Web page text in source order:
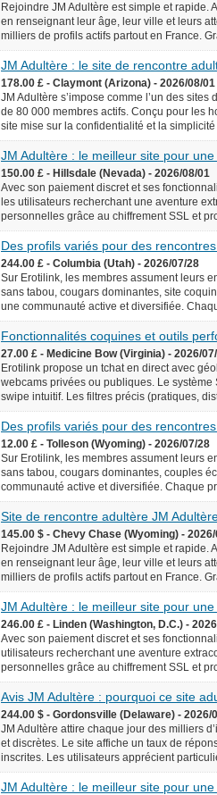
Rejoindre JM Adultère est simple et rapide.
en renseignant leur âge, leur ville et leurs
milliers de profils actifs partout en France.
JM Adultère : le site de rencontre
178.00 £ - Claymont (Arizona) - 2026/08/01
JM Adultère s’impose comme l’un des
de 80 000 membres actifs. Conçu pour les
site mise sur la confidentialité et la
JM Adultère : le meilleur site pour
150.00 £ - Hillsdale (Nevada) - 2026/08/01
Avec son paiement discret et ses
les utilisateurs recherchant une aventure
personnelles grâce au chiffrement SSL et
Des profils variés pour des
244.00 £ - Columbia (Utah) - 2026/07/28
Sur Erotilink, les membres assument leurs
sans tabou, cougars dominantes, site
une communauté active et diversifiée.
Fonctionnalités coquines et outils
27.00 £ - Medicine Bow (Virginia) - 2026/
Erotilink propose un tchat en direct avec
webcams privées ou publiques. Le
swipe intuitif. Les filtres précis (pratiques,
Des profils variés pour des
12.00 £ - Tolleson (Wyoming) - 2026/07/28
Sur Erotilink, les membres assument leurs
sans tabou, cougars dominantes, couples
communauté active et diversifiée. Chaque
Site de rencontre adultère JM
145.00 $ - Chevy Chase (Wyoming) -
Rejoindre JM Adultère est simple et rapide.
en renseignant leur âge, leur ville et leurs
milliers de profils actifs partout en France.
JM Adultère : le meilleur site pour
246.00 £ - Linden (Washington, D.C.) -
Avec son paiement discret et ses
utilisateurs recherchant une aventure
personnelles grâce au chiffrement SSL et
Avis JM Adultère : pourquoi ce site
244.00 $ - Gordonsville (Delaware) - 2026/
JM Adultère attire chaque jour des milliers
et discrètes. Le site affiche un taux de
inscrites. Les utilisateurs apprécient
JM Adultère : le meilleur site pour